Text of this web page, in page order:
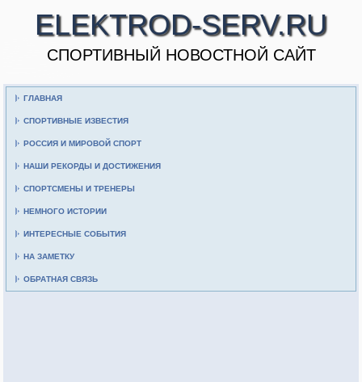
ELEKTROD-SERV.RU
CПОРТИВНЫЙ НОВОСТНОЙ САЙТ
ГЛАВНАЯ
СПОРТИВНЫЕ ИЗВЕСТИЯ
РОССИЯ И МИРОВОЙ СПОРТ
НАШИ РЕКОРДЫ И ДОСТИЖЕНИЯ
СПОРТСМЕНЫ И ТРЕНЕРЫ
НЕМНОГО ИСТОРИИ
ИНТЕРЕСНЫЕ СОБЫТИЯ
НА ЗАМЕТКУ
ОБРАТНАЯ СВЯЗЬ